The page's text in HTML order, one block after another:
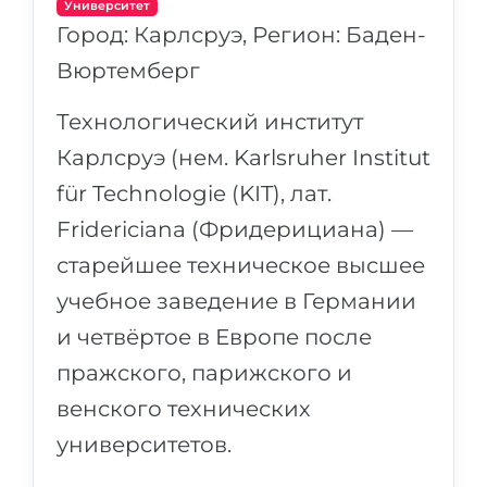
Университет
Город: Карлсруэ, Регион: Баден-
Вюртемберг
Технологический институт
Карлсруэ (нем. Karlsruher Institut
für Technologie (KIT), лат.
Fridericiana (Фридерициана) —
старейшее техническое высшее
учебное заведение в Германии
и четвёртое в Европе после
пражского, парижского и
венского технических
университетов.